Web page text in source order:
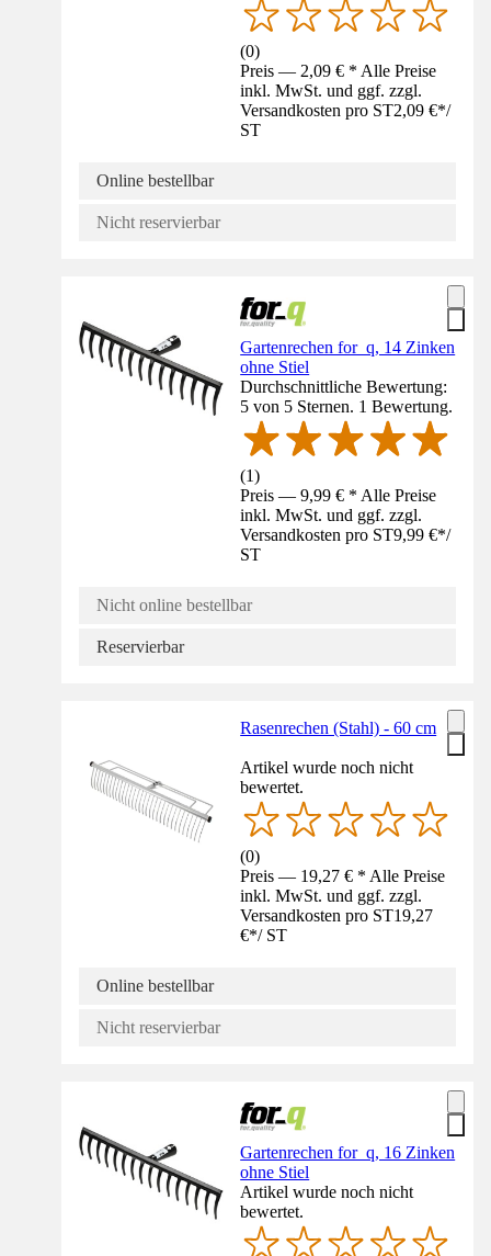
(0)
Preis — 2,09 € * Alle Preise
inkl. MwSt. und ggf. zzgl.
Versandkosten pro ST2,09 €*/
ST
Online bestellbar
Nicht reservierbar
Gartenrechen for_q, 14 Zinken
ohne Stiel
Durchschnittliche Bewertung:
5 von 5 Sternen. 1 Bewertung.
(1)
Preis — 9,99 € * Alle Preise
inkl. MwSt. und ggf. zzgl.
Versandkosten pro ST9,99 €*/
ST
Nicht online bestellbar
Reservierbar
Rasenrechen (Stahl) - 60 cm
Artikel wurde noch nicht
bewertet.
(0)
Preis — 19,27 € * Alle Preise
inkl. MwSt. und ggf. zzgl.
Versandkosten pro ST19,27
€*/ ST
Online bestellbar
Nicht reservierbar
Gartenrechen for_q, 16 Zinken
ohne Stiel
Artikel wurde noch nicht
bewertet.